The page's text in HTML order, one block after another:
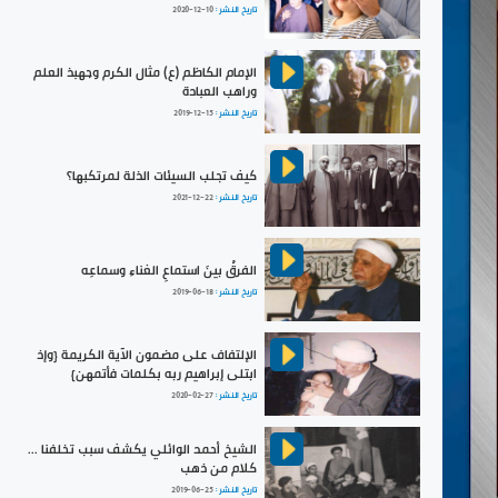
تاريخ النشر :2020-12-10
الإمام الكاظم (ع) مثال الكرم وجهبذ العلم
وراهب العبادة
تاريخ النشر :2019-12-15
كيف تجلب السيئات الذلة لمرتكبها؟
تاريخ النشر :2021-12-22
الفرقُ بينَ استماعِ الغناءِ وسماعِه
تاريخ النشر :2019-06-18
الإلتفاف على مضمون الآية الكريمة {وإذ
ابتلى إبراهيم ربه بكلمات فأتمهن}
تاريخ النشر :2020-02-27
الشيخ أحمد الوائلي يكشف سبب تخلفنا ...
كلام من ذهب
تاريخ النشر :2019-06-25